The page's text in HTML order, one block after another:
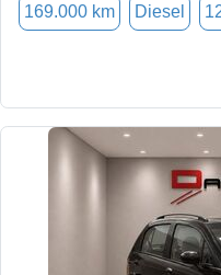
169.000 km Diesel